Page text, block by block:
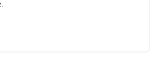
gördüğünüz noktaları öneri formunu